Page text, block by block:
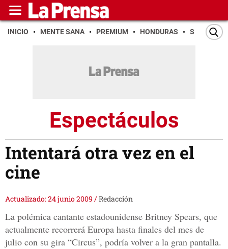
INICIO MENTE SANA PREMIUM HONDURAS SAN PEDRO
Espectáculos
Intentará otra vez en el
cine
Actualizado: 24 junio 2009 /Redacción
La polémica cantante estadounidense Britney Spears, que
actualmente recorrerá Europa hasta finales del mes de
julio con su gira “Circus”, podría volver a la gran pantalla.